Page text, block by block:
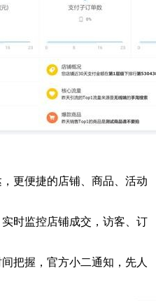
更便捷的店铺、商品、活动
时监控店铺成交，访客、订
把握，官方小二通知，先人